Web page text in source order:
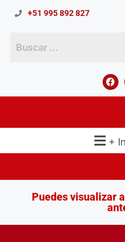
+51 995 892 827
+
Puedes visualizar